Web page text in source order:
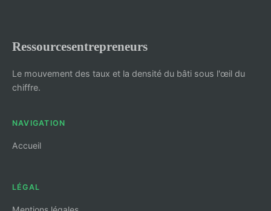
Ressourcesentrepreneurs
Le mouvement des taux et la densité du bâti sous l'œil du
chiffre.
NAVIGATION
Accueil
LÉGAL